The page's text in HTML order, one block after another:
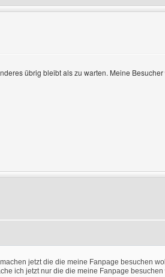
übrig bleibt als zu warten. Meine
weihnachten
jetzt die die meine Fanpage besuchen
ich jetzt nur die die meine Fanpage besuchen